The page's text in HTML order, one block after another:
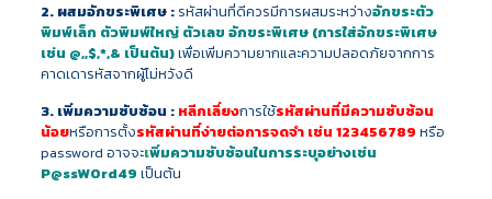
2. ผสมอักขระพิเศษ :รหัสผ่านที่ดีควรมีการผสมระหว่างอักขระตัว
พิมพ์เล็ก ตัวพิมพ์ใหญ่ ตัวเลข อักขระพิเศษ (การใส่อักขระพิเศษ
เช่น @,,$,*,& เป็นต้น)เพื่อเพิ่มความยากและความปลอดภัยจากการ
คาดเดารหัสจากผู้ไม่หวังดี
3. เพิ่มความซับซ้อน : หลีกเลี่ยงการใช้รหัสผ่านที่มีความซับซ้อน
น้อยหรือการตั้งรหัสผ่านที่ง่ายต่อการจดจำ เช่น 123456789 หรือ
password อาจจะเพิ่มความซับซ้อนในการระบุอย่างเช่น
P@ssW0rd49 เป็นต้น